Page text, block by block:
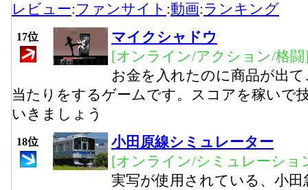
レビュー:ファンサイト :動画:ランキング
17位
マイクシャドウ
[オンライン/アクション/格闘
お金を入れたのに商品が出
当たりをするゲームです。スコアを稼いで
いきましょう
18位
小田原線シミュレーター
[オンライン/シミュレーショ
実写が使用されている、小